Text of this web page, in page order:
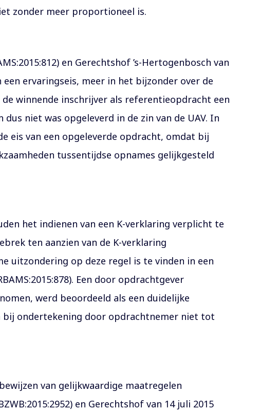
zonder meer proportioneel is.
en Gerechtshof ’s-Hertogenbosch van
een ervaringseis, meer in het bijzonder over de
winnende inschrijver als referentieopdracht een
niet was opgeleverd in de zin van de UAV. In
eis van een opgeleverde opdracht, omdat bij
tussentijdse opnames gelijkgesteld
het indienen van een K-verklaring verplicht te
ten aanzien van de K-verklaring
uitzondering op deze regel is te vinden in een
Een door opdrachtgever
werd beoordeeld als een duidelijke
bij ondertekening door opdrachtnemer niet tot
van gelijkwaardige maatregelen
en Gerechtshof van 14 juli 2015